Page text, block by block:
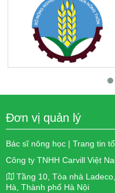
Đơn vị quản lý
Bác sĩ nông học | Trang tin
Công ty TNHH Carvill Việt
Tầng 10, Tòa nhà
Hà, Thành phố Hà Nội